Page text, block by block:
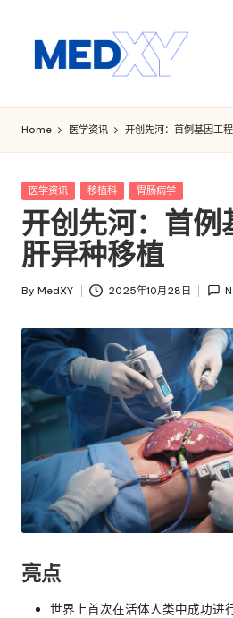
M
e
d
x
y
A
I
Home 医学资讯 开创先河：首例基因工
Posted
医学资讯 移植科 胃肠病学
开创先河：首例
肝异种移植
Posted
By MedXY 2025年10月28日
亮点
世界上首次在活体人类中成功进